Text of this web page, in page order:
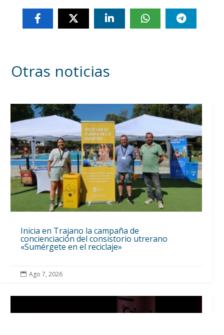
Otras noticias
Inicia en Trajano la campaña de
concienciación del consistorio utrerano
«Sumérgete en el reciclaje»
 Ago 7, 2026